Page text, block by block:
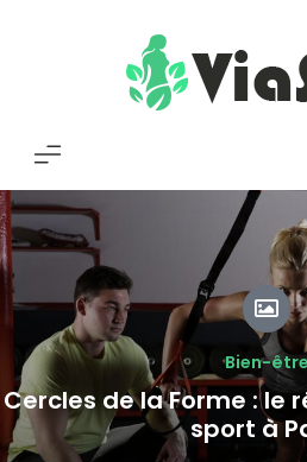
Bien-être
Cercles de la Forme : le
sport à